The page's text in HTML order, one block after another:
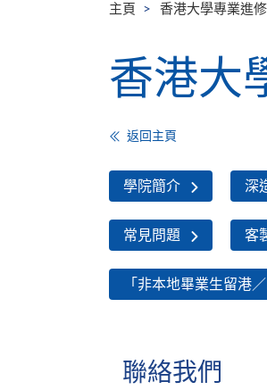
主頁 香港大學專業進
香港大
返回主頁
學院簡介 深
常見問題 客
「非本地畢業生留港
聯絡我們